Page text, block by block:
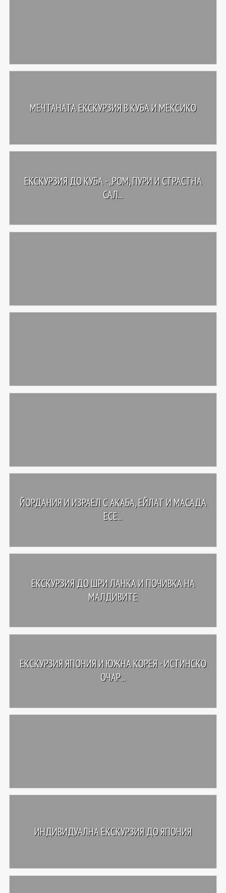
МЕЧТАНАТА ЕКСКУРЗИЯ В КУБА И МЕКСИКО
ЕКСКУРЗИЯ ДО КУБА - „РОМ, ПУРИ И СТРАСТНА
САЛ...
ЙОРДАНИЯ И ИЗРАЕЛ С АКАБА, ЕЙЛАТ И МАСАДА
ЕСЕ...
ЕКСКУРЗИЯ ДО ШРИ ЛАНКА И ПОЧИВКА НА
МАЛДИВИТЕ
ЕКСКУРЗИЯ ЯПОНИЯ И ЮЖНА КОРЕЯ - ИСТИНСКО
ОЧАР...
ИНДИВИДУАЛНА ЕКСКУРЗИЯ ДО ЯПОНИЯ